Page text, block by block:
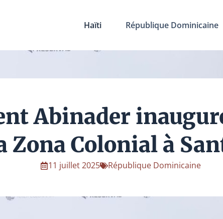
Haïti République Dominicaine
Abinader
Zona Colonial à
11 juillet 2025 République Dominicaine